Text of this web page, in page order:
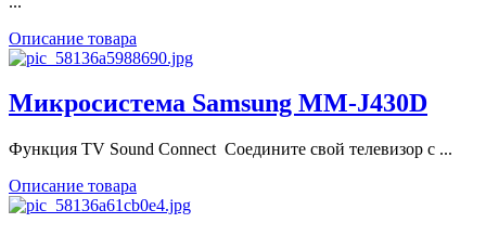
Описание товара
Микросистема Samsung MM-J430D
Функция TV Sound Connect Соедините свой телевизор с ...
Описание товара